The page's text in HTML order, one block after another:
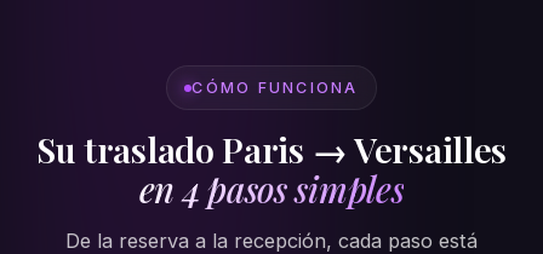
CÓMO FUNCIONA
Su traslado Paris → Versailles
en 4 pasos simples
De la reserva a la recepción, cada paso está